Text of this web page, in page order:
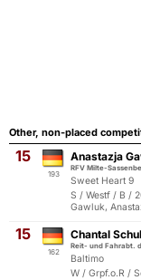
Other, non-placed
15
193
Anastazja
RFV Milte-
Sweet Heart 9
S / Westf / B /
Gawluk,
15
162
Chantal
Reit- und Fahrabt.
Baltimo
W / Grpf.o.R /